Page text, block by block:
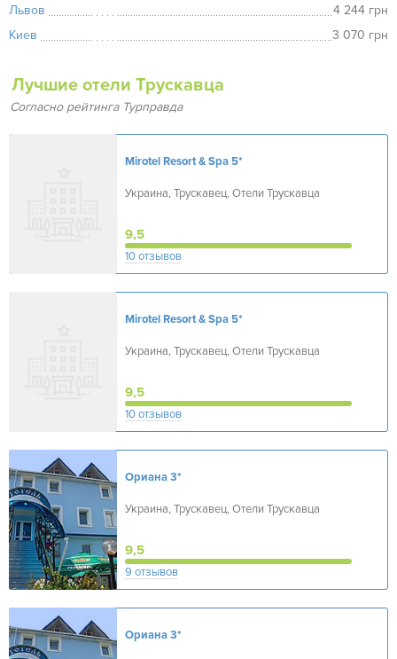
Львов
4 244 грн
Киев
3 070 грн
Лучшие отели Трускавца
Согласно рейтинга Турправда
Mirotel Resort & Spa5*
Украина, Трускавец, Отели Трускавца
9,5
10 отзывов
Mirotel Resort & Spa5*
Украина, Трускавец, Отели Трускавца
9,5
10 отзывов
Ориана3*
Украина, Трускавец, Отели Трускавца
9,5
9 отзывов
Ориана3*